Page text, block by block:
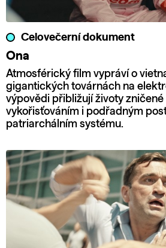
Celovečerní dokument
Ona
Atmosférický film vypráví o
gigantických továrnách na
výpovědi přibližují životy
vykořisťováním i podřadným
patriarchálním systému.